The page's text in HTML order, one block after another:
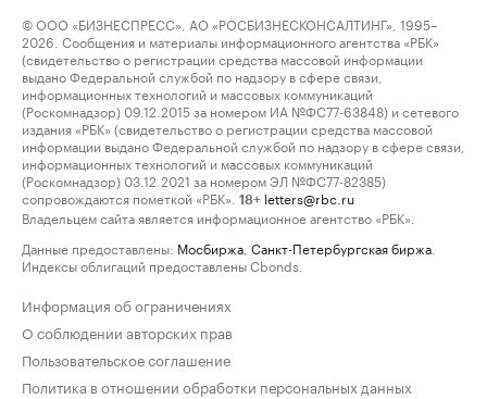
© ООО «БИЗНЕСПРЕСС», АО «РОСБИЗНЕСКОНСАЛТИНГ», 1995–
2026. Сообщения и материалы информационного агентства «РБК»
(свидетельство о регистрации средства массовой информации
выдано Федеральной службой по надзору в сфере связи,
информационных технологий и массовых коммуникаций
(Роскомнадзор) 09.12.2015 за номером ИА №ФС77-63848) и сетевого
издания «РБК» (свидетельство о регистрации средства массовой
информации выдано Федеральной службой по надзору в сфере связи,
информационных технологий и массовых коммуникаций
(Роскомнадзор) 03.12.2021 за номером ЭЛ №ФС77-82385)
сопровождаются пометкой «РБК».
18+ letters@rbc.ru
Владельцем сайта является информационное агентство «РБК».
Данные предоставлены: Мосбиржа Санкт-Петербургская биржа
Индексы облигаций предоставлены Cbonds.
Информация об ограничениях
О соблюдении авторских прав
Пользовательское соглашение
Политика в отношении обработки персональных данных